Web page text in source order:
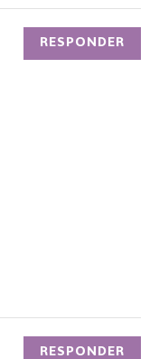
RESPONDER
RESPONDER